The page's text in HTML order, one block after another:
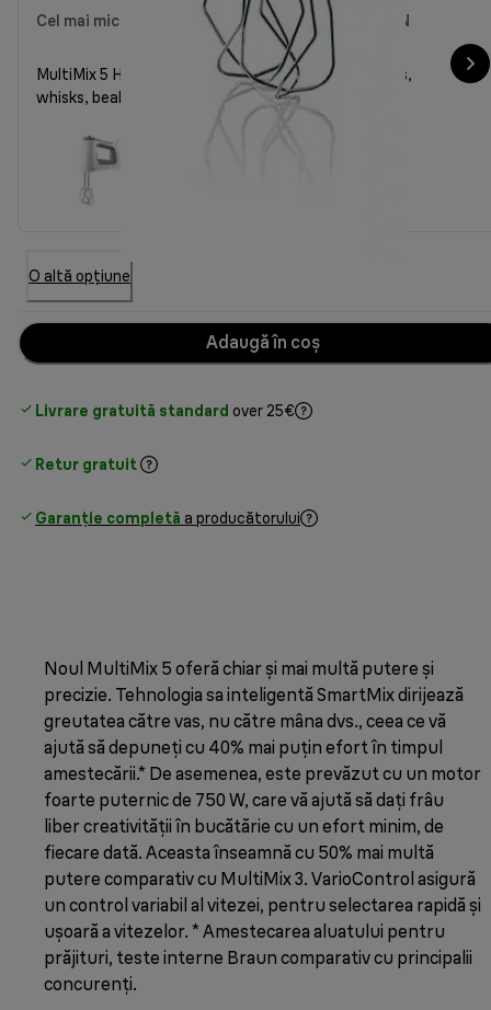
Cel mai mic preț din ultimele 30 de zile 399,00 RON
MultiMix 5 HM 5107WH with blender, kneading hooks,
whisks, beaker
O altă opțiune
Adaugă în coș
Livrare gratuită standard over 25€
Retur gratuit
Garanție completă a producătorului
Noul MultiMix 5 oferă chiar și mai multă putere și
precizie. Tehnologia sa inteligentă SmartMix dirijează
greutatea către vas, nu către mâna dvs., ceea ce vă
ajută să depuneți cu 40% mai puțin efort în timpul
amestecării.* De asemenea, este prevăzut cu un motor
foarte puternic de 750 W, care vă ajută să dați frâu
liber creativității în bucătărie cu un efort minim, de
fiecare dată. Aceasta înseamnă cu 50% mai multă
putere comparativ cu MultiMix 3. VarioControl asigură
un control variabil al vitezei, pentru selectarea rapidă și
ușoară a vitezelor. * Amestecarea aluatului pentru
prăjituri, teste interne Braun comparativ cu principalii
concurenți.